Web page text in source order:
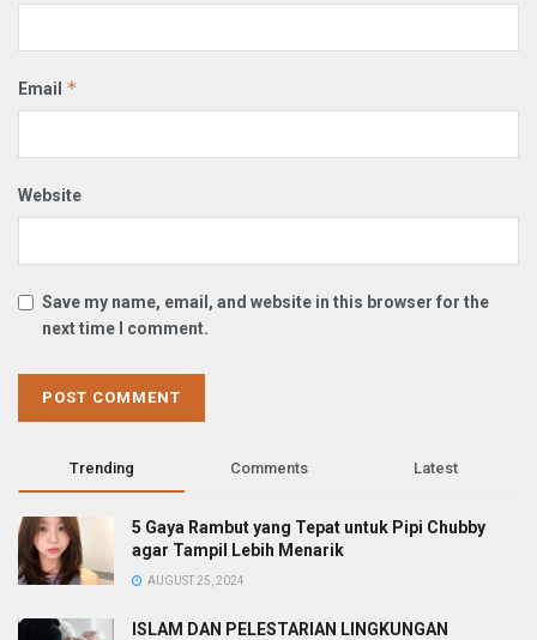
Email *
Website
Save my name, email, and website in this browser for the
next time I comment.
Trending Comments Latest
5 Gaya Rambut yang Tepat untuk Pipi Chubby
agar Tampil Lebih Menarik
AUGUST 25, 2024
ISLAM DAN PELESTARIAN LINGKUNGAN